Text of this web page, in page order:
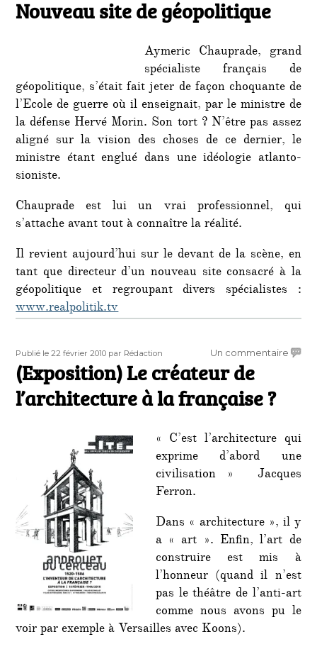
le
Nouveau site de géopolitique
Aymeric Chauprade, grand
spécialiste français de
géopolitique, s’était fait jeter de façon choquante de
l’Ecole de guerre où il enseignait, par le ministre de
la défense Hervé Morin. Son tort ? N’être pas assez
aligné sur la vision des choses de ce dernier, le
ministre étant englué dans une idéologie atlanto-
sioniste.
Chauprade est lui un vrai professionnel, qui
s’attache avant tout à connaître la réalité.
Il revient aujourd’hui sur le devant de la scène, en
tant que directeur d’un nouveau site consacré à la
géopolitique et regroupant divers spécialistes :
www.realpolitik.tv
Publié
le
Publié le 22 février 2010 Auteur
par Rédaction Un commentairesur
à
la
(Exposition) Le créateur de
l’architecture à la française ?
« C’est l’architecture qui
exprime d’abord une
civilisation » Jacques
Ferron.
Dans « architecture », il y
a « art ». Enfin, l’art de
construire est mis à
l’honneur (quand il n’est
pas le théâtre de l’anti-art
comme nous avons pu le
voir par exemple à Versailles avec Koons).